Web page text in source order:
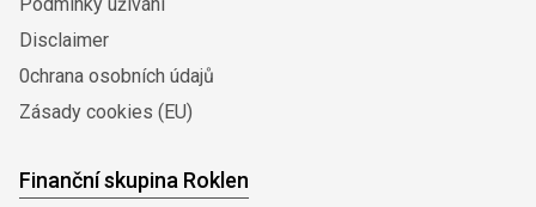
Podmínky užívání
Disclaimer
0chrana osobních údajů
Zásady cookies (EU)
Finanční skupina Roklen